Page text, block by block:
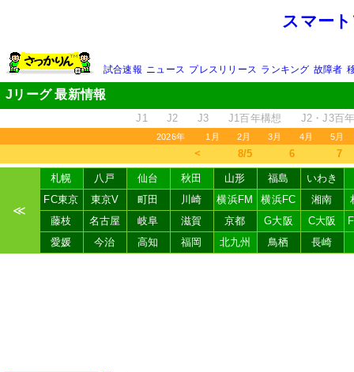
スマー
試合速報 ニュース プレスリリース ランキング 故障者
Jリーグ 最新情報
J1 J2 J3 J1百年構想 J2・J3百
2026年 1月 2月 3月 4月 5月
＜ 8/5 6 7
≪
札幌 八戸 仙台 秋田 山形 福島
いわき
FC東京
東京V 町田 川崎 横浜FM 横浜FC 湘南
藤枝
名古屋 岐阜 滋賀 京都 G大阪 C大阪
愛媛
今治 高知 福岡 北九州 鳥栖 長崎